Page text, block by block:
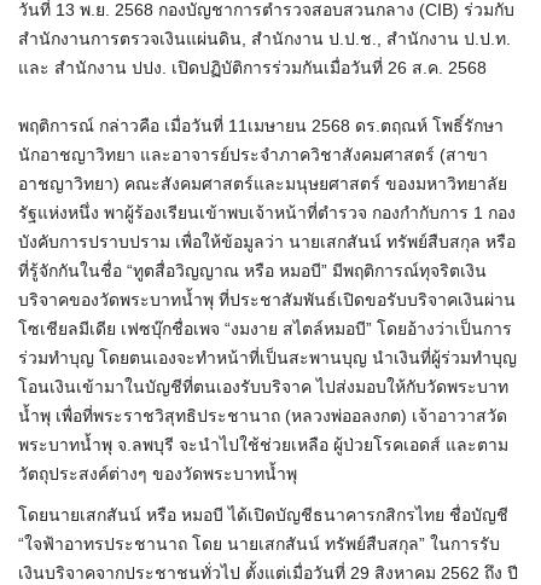
วันที่ 13 พ.ย. 2568 กองบัญชาการตำรวจสอบสวนกลาง (CIB) ร่วมกับ
สำนักงานการตรวจเงินแผ่นดิน, สำนักงาน ป.ป.ช., สำนักงาน ป.ป.ท.
และ สำนักงาน ปปง. เปิดปฏิบัติการร่วมกันเมื่อวันที่ 26 ส.ค. 2568
พฤติการณ์ กล่าวคือ เมื่อวันที่ 11เมษายน 2568 ดร.ตฤณห์ โพธิ์รักษา
นักอาชญาวิทยา และอาจารย์ประจำภาควิชาสังคมศาสตร์ (สาขา
อาชญาวิทยา) คณะสังคมศาสตร์และมนุษยศาสตร์ ของมหาวิทยาลัย
รัฐแห่งหนึ่ง พาผู้ร้องเรียนเข้าพบเจ้าหน้าที่ตำรวจ กองกำกับการ 1 กอง
บังคับการปราบปราม เพื่อให้ข้อมูลว่า นายเสกสันน์ ทรัพย์สืบสกุล หรือ
ที่รู้จักกันในชื่อ “ทูตสื่อวิญญาณ หรือ หมอบี” มีพฤติการณ์ทุจริตเงิน
บริจาคของวัดพระบาทน้ำพุ ที่ประชาสัมพันธ์เปิดขอรับบริจาคเงินผ่าน
โซเชียลมีเดีย เฟซบุ๊กชื่อเพจ “งมงาย สไตล์หมอบี” โดยอ้างว่าเป็นการ
ร่วมทำบุญ โดยตนเองจะทำหน้าที่เป็นสะพานบุญ นำเงินที่ผู้ร่วมทำบุญ
โอนเงินเข้ามาในบัญชีที่ตนเองรับบริจาค ไปส่งมอบให้กับวัดพระบาท
น้ำพุ เพื่อที่พระราชวิสุทธิประชานาถ (หลวงพ่ออลงกต) เจ้าอาวาสวัด
พระบาทน้ำพุ จ.ลพบุรี จะนำไปใช้ช่วยเหลือ ผู้ป่วยโรคเอดส์ และตาม
วัตถุประสงค์ต่างๆ ของวัดพระบาทน้ำพุ
โดยนายเสกสันน์ หรือ หมอบี ได้เปิดบัญชีธนาคารกสิกรไทย ชื่อบัญชี
“ใจฟ้าอาทรประชานาถ โดย นายเสกสันน์ ทรัพย์สืบสกุล” ในการรับ
เงินบริจาคจากประชาชนทั่วไป ตั้งแต่เมื่อวันที่ 29 สิงหาคม 2562 ถึง ปี